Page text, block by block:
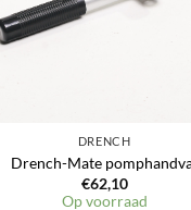
DRENCH
Drench-Mate
€62,10
Op voorraad